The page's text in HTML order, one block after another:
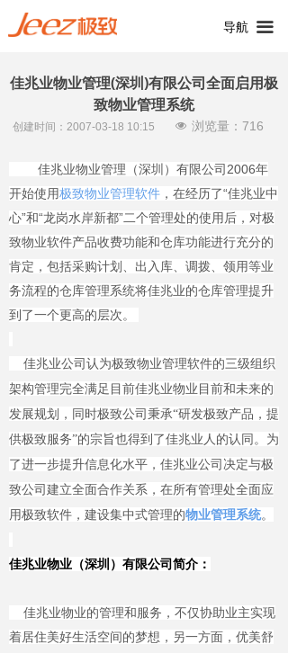
导航 끀
佳兆业物业管理(深圳)有限公司全面启用极
致物业管理系统
佳兆业物业管理（深圳）有限公司2006年
开始使用极致物业管理软件 ，在经历了“佳兆业中
心”和“龙岗水岸新都”二个管理处的使用后，对极
致物业软件产品收费功能和仓库功能进行充分的
肯定，包括采购计划、出入库、调拨、领用等业
务流程的仓库管理系统将佳兆业的仓库管理提升
到了一个更高的层次。
佳兆业公司认为极致物业管理软件的三级组织
架构管理完全满足目前佳兆业物业目前和未来的
发展规划，同时极致公司秉承“研发极致产品，提
供极致服务”的宗旨也得到了佳兆业人的认同。为
了进一步提升信息化水平，佳兆业公司决定与极
致公司建立全面合作关系，在所有管理处全面应
用极致软件，建设集中式管理的物业管理系统。
佳兆业物业（深圳）有限公司简介：
佳兆业物业的管理和服务，不仅协助业主实现
着居住美好生活空间的梦想，另一方面，优美舒
创建时间： 2007-03-18 10:15 넶 浏览量： 716